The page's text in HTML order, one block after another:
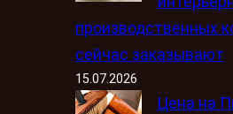
производственных
сейчас заказывают
15.07.2026
Цена на